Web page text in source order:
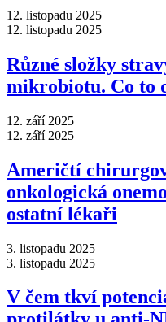
12. listopadu 2025
12. listopadu 2025
Různé složky
mikrobiotu. Co to
12. září 2025
12. září 2025
Američtí
onkologická
ostatní lékaři
3. listopadu 2025
3. listopadu 2025
V čem tkví